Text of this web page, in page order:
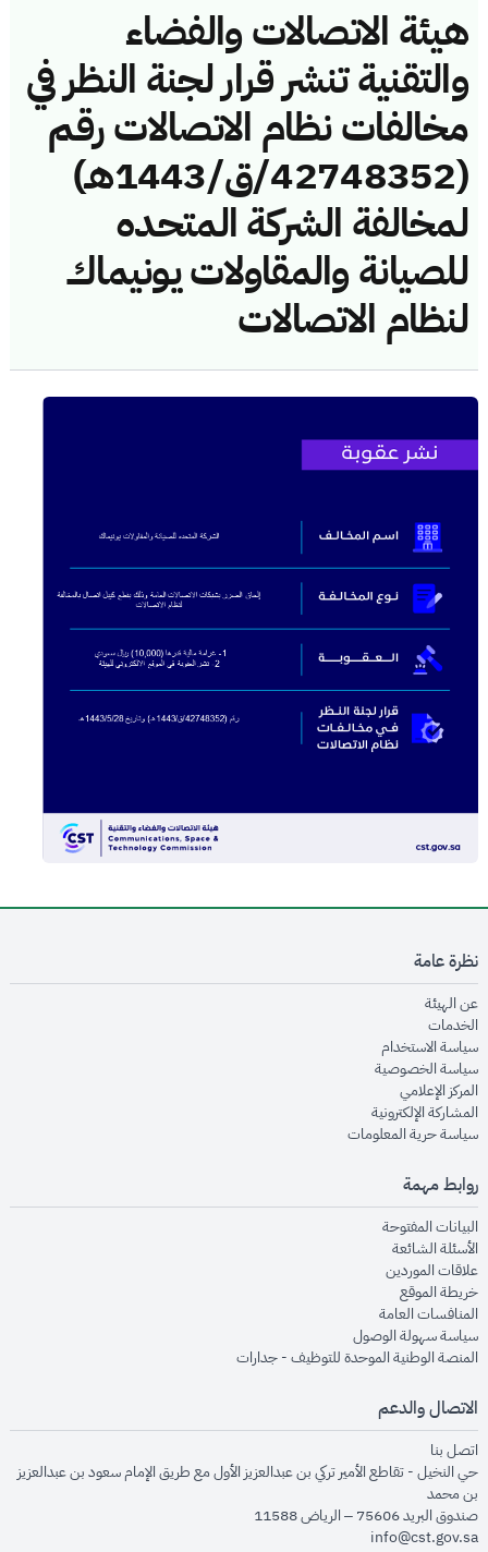
هيئة الاتصالات والفضاء
والتقنية تنشر قرار لجنة النظر في
مخالفات نظام الاتصالات رقم
(42748352/ق/1443هـ)
لمخالفة الشركة المتحده
للصيانة والمقاولات يونيماك
لنظام الاتصالات
نظرة عامة
عن الهيئةopens in new window
الخدماتopens in new window
سياسة الاستخدام
سياسة الخصوصيةopens in new window
المركز الإعلاميopens in new window
المشاركة الإلكترونيةopens in new window
سياسة حرية المعلوماتopens in new window
روابط مهمة
البيانات المفتوحةopens in new window
الأسئلة الشائعةopens in new window
علاقات الموردينopens in new window
خريطة الموقعopens in new window
المنافسات العامةopens in new window
سياسة سهولة الوصولopens in new window
المنصة الوطنية الموحدة للتوظيف - جداراتopens in new window
الاتصال والدعم
اتصل بنا
حي النخيل - تقاطع الأمير تركي بن عبدالعزيز الأول مع طريق الإمام سعود بن عبدالعزيز
بن محمد
صندوق البريد 75606 – الرياض 11588
info@cst.gov.sa